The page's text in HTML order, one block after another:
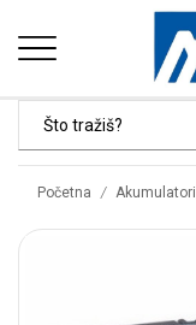
Početna / Akumulatori